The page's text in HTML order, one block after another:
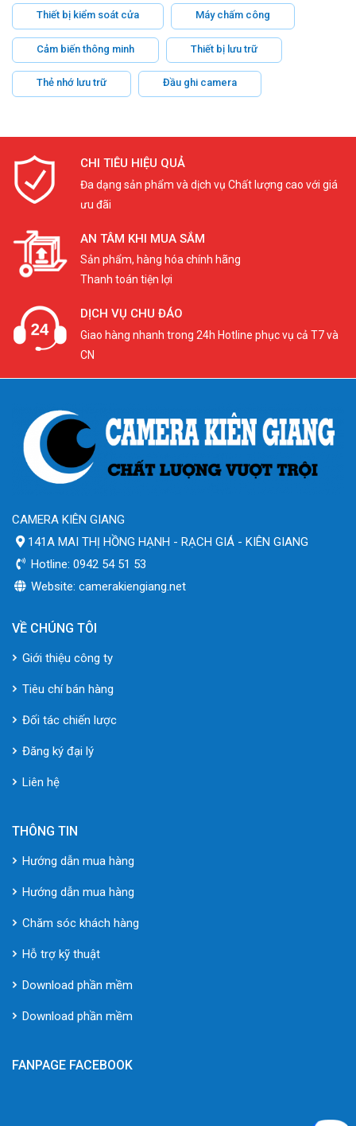
Thiết bị kiểm soát cửa Máy chấm công
Cảm biến thông minh Thiết bị lưu trữ
Thẻ nhớ lưu trữ Đầu ghi camera
CHI TIÊU HIỆU QUẢ
Đa dạng sản phẩm và dịch vụ Chất lượng cao với giá
ưu đãi
AN TÂM KHI MUA SẮM
Sản phẩm, hàng hóa chính hãng
Thanh toán tiện lợi
DỊCH VỤ CHU ĐÁO
Giao hàng nhanh trong 24h Hotline phục vụ cả T7 và
CN
CAMERA KIÊN GIANG
141A MAI THỊ HỒNG HẠNH - RẠCH GIÁ - KIÊN GIANG
Hotline: 0942 54 51 53
Website: camerakiengiang.net
VỀ CHÚNG TÔI
Giới thiệu công ty
Tiêu chí bán hàng
Đối tác chiến lược
Đăng ký đại lý
Liên hệ
THÔNG TIN
Hướng dẫn mua hàng
Hướng dẫn mua hàng
Chăm sóc khách hàng
Hỗ trợ kỹ thuật
Download phần mềm
Download phần mềm
FANPAGE FACEBOOK